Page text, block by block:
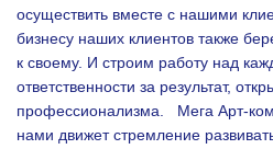
осуществить вместе с нашими
бизнесу наших клиентов также
к своему. И строим работу над
ответственности за результат,
профессионализма. Мега Арт-
нами движет стремление